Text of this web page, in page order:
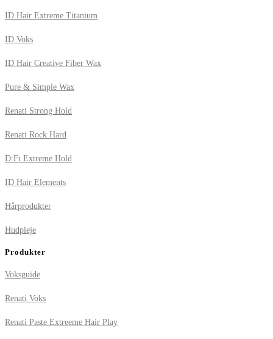
ID Hair Extreme Titanium
ID Voks
ID Hair Creative Fiber Wax
Pure & Simple Wax
Renati Strong Hold
Renati Rock Hard
D:Fi Extreme Hold
ID Hair Elements
Hårprodukter
Hudpleje
Produkter
Voksguide
Renati Voks
Renati Paste Extreeme Hair Play